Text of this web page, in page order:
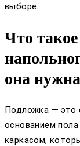
выборе.
Что
она
Подложка — это
основанием
каркасом,